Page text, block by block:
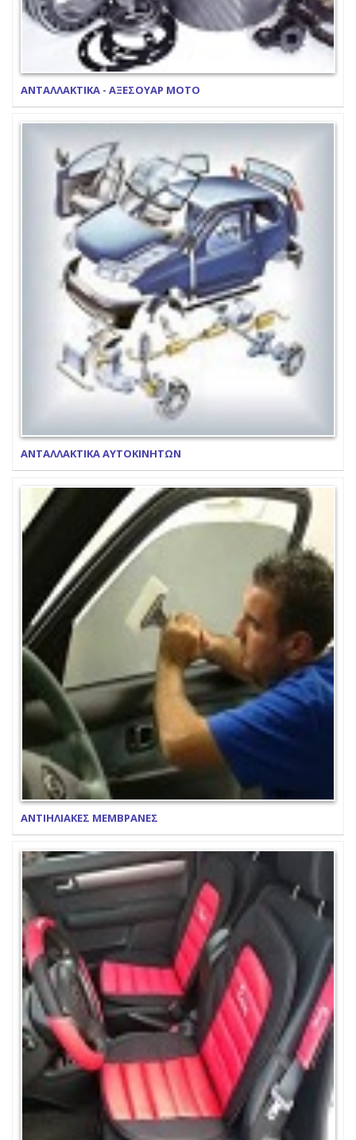
ΑΝΤΑΛΛΑΚΤΙΚΑ - ΑΞΕΣΟΥΑΡ ΜΟΤΟ
ΑΝΤΑΛΛΑΚΤΙΚΑ ΑΥΤΟΚΙΝΗΤΩΝ
ΑΝΤΙΗΛΙΑΚΕΣ ΜΕΜΒΡΑΝΕΣ